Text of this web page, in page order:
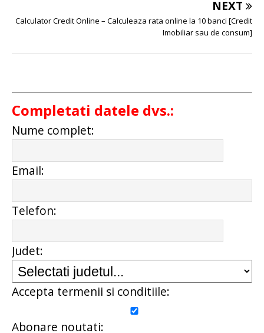
NEXT
Calculator Credit Online – Calculeaza rata online la 10 banci [Credit
Imobiliar sau de consum]
Completati datele dvs.:
Nume complet:
Email:
Telefon:
Judet:
Accepta termenii si conditiile:
Abonare noutati: